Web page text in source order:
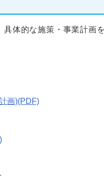
体的な施策・事業計画
画)(PDF)